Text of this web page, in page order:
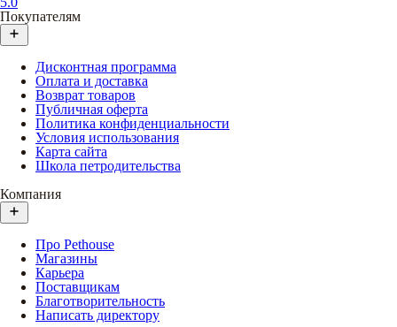
Покупателям
Дисконтная программа
Оплата и доставка
Возврат товаров
Публичная оферта
Политика конфиденциальности
Условия использования
Карта сайта
Школа петродительства
Компания
Про Pethouse
Магазины
Карьера
Поставщикам
Благотворительность
Написать директору